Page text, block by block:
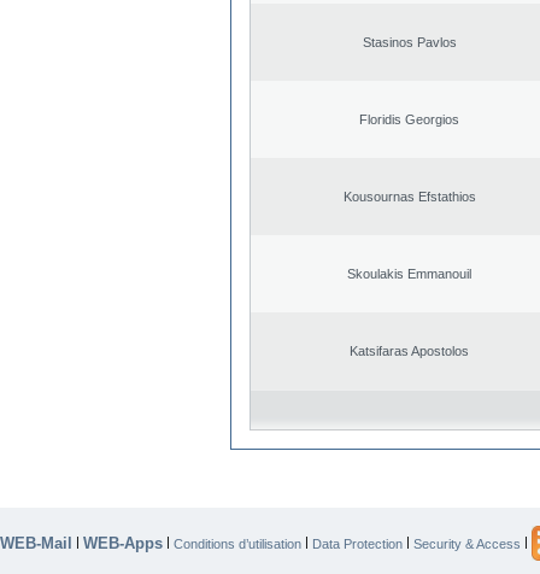
Stasinos Pavlos
Floridis Georgios
Kousournas Efstathios
Skoulakis Emmanouil
Katsifaras Apostolos
WEB-Mail WEB-Apps Conditions d’utilisation Data Protection Security & Access